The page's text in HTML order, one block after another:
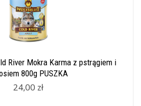
River Mokra Karma z pstrągiem i
800g PUSZKA
24,00 zł